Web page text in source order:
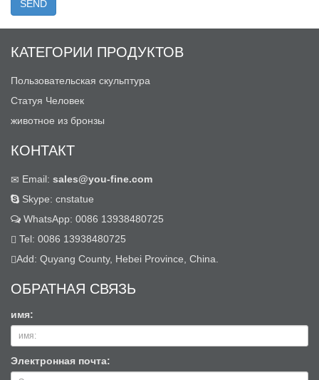
КАТЕГОРИИ ПРОДУКТОВ
Пользовательская скульптура
Статуя Человек
животное из бронзы
КОНТАКТ
Email: sales@you-fine.com
Skype: cnstatue
WhatsApp: 0086 13938480725
Tel: 0086 13938480725
Add: Quyang County, Hebei Province, China.
ОБРАТНАЯ СВЯЗЬ
имя:
Электронная почта: